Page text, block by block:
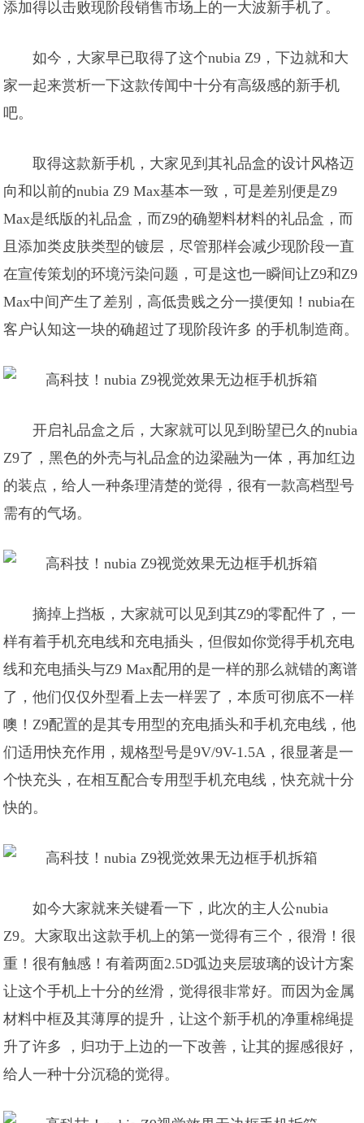
添加得以击败现阶段销售市场上的一大波新手机了。
如今，大家早已取得了这个nubia Z9，下边就和大
家一起来赏析一下这款传闻中十分有高级感的新手机
吧。
取得这款新手机，大家见到其礼品盒的设计风格迈
向和以前的nubia Z9 Max基本一致，可是差别便是Z9
Max是纸版的礼品盒，而Z9的确塑料材料的礼品盒，而
且添加类皮肤类型的镀层，尽管那样会减少现阶段一直
在宣传策划的环境污染问题，可是这也一瞬间让Z9和Z9
Max中间产生了差别，高低贵贱之分一摸便知！nubia在
客户认知这一块的确超过了现阶段许多 的手机制造商。
开启礼品盒之后，大家就可以见到盼望已久的nubia
Z9了，黑色的外壳与礼品盒的边梁融为一体，再加红边
的装点，给人一种条理清楚的觉得，很有一款高档型号
需有的气场。
摘掉上挡板，大家就可以见到其Z9的零配件了，一
样有着手机充电线和充电插头，但假如你觉得手机充电
线和充电插头与Z9 Max配用的是一样的那么就错的离谱
了，他们仅仅外型看上去一样罢了，本质可彻底不一样
噢！Z9配置的是其专用型的充电插头和手机充电线，他
们适用快充作用，规格型号是9V/9V-1.5A，很显著是一
个快充头，在相互配合专用型手机充电线，快充就十分
快的。
如今大家就来关键看一下，此次的主人公nubia
Z9。大家取出这款手机上的第一觉得有三个，很滑！很
重！很有触感！有着两面2.5D弧边夹层玻璃的设计方案
让这个手机上十分的丝滑，觉得很非常好。而因为金属
材料中框及其薄厚的提升，让这个新手机的净重棉绳提
升了许多 ，归功于上边的一下改善，让其的握感很好，
给人一种十分沉稳的觉得。